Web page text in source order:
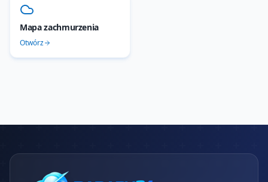
Mapa zachmurzenia
Otwórz